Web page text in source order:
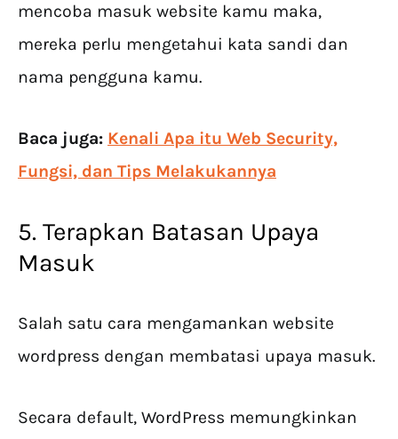
mencoba masuk website kamu maka,
mereka perlu mengetahui kata sandi dan
nama pengguna kamu.
Baca juga: Kenali Apa itu Web Security,
Fungsi, dan Tips Melakukannya
5. Terapkan Batasan Upaya
Masuk
Salah satu cara mengamankan website
wordpress dengan membatasi upaya masuk.
Secara default, WordPress memungkinkan